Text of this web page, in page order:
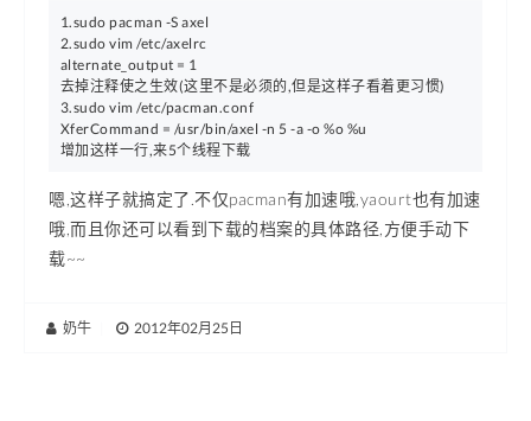
1.sudo pacman -S axel
2.sudo vim /etc/axelrc
alternate_output = 1
去掉注释使之生效(这里不是必须的,但是这样子看着更习惯)
3.sudo vim /etc/pacman.conf
XferCommand = /usr/bin/axel -n 5 -a -o %o %u
嗯,这样子就搞定了.不仅pacman有加速哦,yaourt也有加速
哦,而且你还可以看到下载的档案的具体路径,方便手动下
载~~
奶牛 2012年02月25日